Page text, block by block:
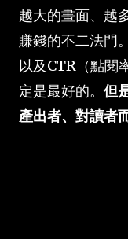
越大的畫面、越
賺錢的不二法門
以及CTR（點閱
定是最好的。 但
產出者、對讀者